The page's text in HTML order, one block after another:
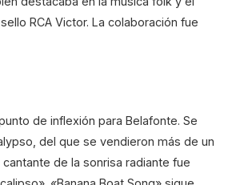
RCA Victor. La colaboración fue
de inflexión para Belafonte. Se
del que se vendieron más de un
cantante de la sonrisa radiante fue